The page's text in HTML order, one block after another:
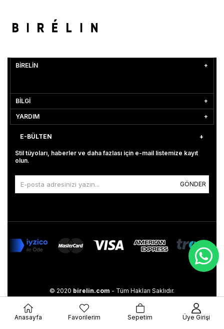
BİRELİN
BİLGİ
YARDIM
E-BÜLTEN
Stil tüyoları, haberler ve daha fazlası için e-mail listemize kayıt
olun.
GÖNDER
© 2020 birelin.com - Tüm Hakları Saklıdır.
Anasayfa Favorilerim Sepetim Üye Girişi